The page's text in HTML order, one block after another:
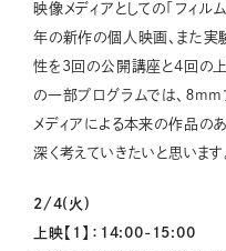
映像メディアとしての「フィ
年の新作の個人映画、また実
性を3回の公開講座と4回の上
の一部プログラムでは、８
メディアによる本来の作品の
深く考えていきたいと思います。
2/4(火)
上映【1】：14:00-15:00